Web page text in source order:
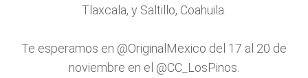
Tlaxcala, y Saltillo, Coahuila.
Te esperamos en @OriginalMexico del 17 al 20 de
noviembre en el @CC_LosPinos